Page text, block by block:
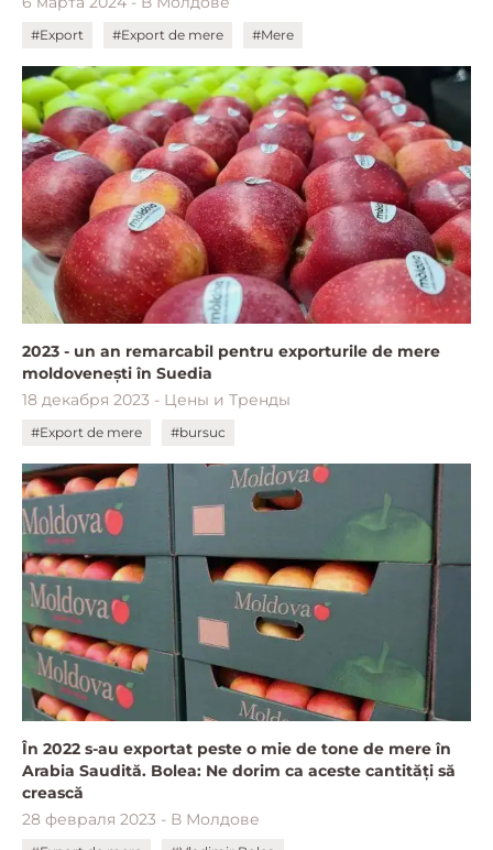
#Export #Export de mere #Mere
2023 - un an remarcabil pentru exporturile de mere
moldovenești în Suedia
18 декабря 2023 - Цены и Тренды
#Export de mere #bursuc
În 2022 s-au exportat peste o mie de tone de mere în
Arabia Saudită. Bolea: Ne dorim ca aceste cantități să
crească
28 февраля 2023 - В Молдове